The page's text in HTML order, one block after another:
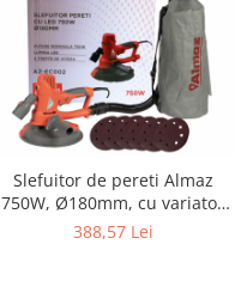
Slefuitor de pereti Almaz
750W, Ø180mm, cu variator
de turatii si banda LED
388,57 Lei